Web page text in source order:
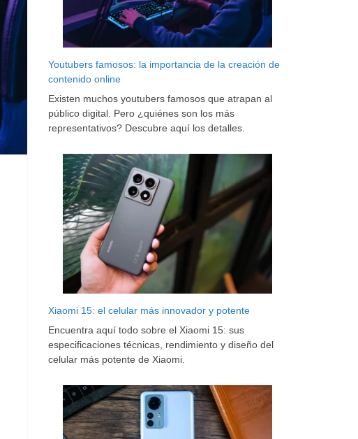
Youtubers famosos: la importancia de la creación de
contenido online
Existen muchos youtubers famosos que atrapan al
público digital. Pero ¿quiénes son los más
representativos? Descubre aquí los detalles.
Xiaomi 15: el celular más innovador y potente
Encuentra aquí todo sobre el Xiaomi 15: sus
especificaciones técnicas, rendimiento y diseño del
celular más potente de Xiaomi.